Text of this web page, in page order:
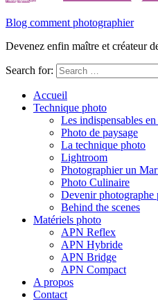
Blog comment photographier
Devenez enfin maître et créateur
Search for:
Accueil
Technique photo
Les indispensables
Photo de paysage
La technique photo
Lightroom
Photographier un
Photo Culinaire
Devenir photographe
Behind the scenes
Matériels photo
APN Reflex
APN Hybride
APN Bridge
APN Compact
A propos
Contact